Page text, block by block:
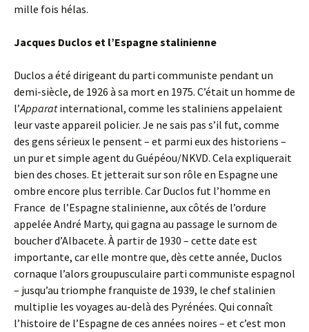
mille fois hélas.
Jacques Duclos et l’Espagne stalinienne
Duclos a été dirigeant du parti communiste pendant un
demi-siècle, de 1926 à sa mort en 1975. C’était un homme de
l’Apparatinternational, comme les staliniens appelaient
leur vaste appareil policier. Je ne sais pas s’il fut, comme
des gens sérieux le pensent – et parmi eux des historiens –
un pur et simple agent du Guépéou/NKVD. Cela expliquerait
bien des choses. Et jetterait sur son rôle en Espagne une
ombre encore plus terrible. Car Duclos fut l’homme en
France de l’Espagne stalinienne, aux côtés de l’ordure
appelée André Marty, qui gagna au passage le surnom de
boucher d’Albacete. À partir de 1930 – cette date est
importante, car elle montre que, dès cette année, Duclos
cornaque l’alors groupusculaire parti communiste espagnol
– jusqu’au triomphe franquiste de 1939, le chef stalinien
multiplie les voyages au-delà des Pyrénées. Qui connaît
l’histoire de l’Espagne de ces années noires – et c’est mon